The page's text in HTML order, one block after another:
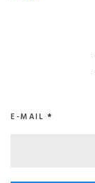
E-MAIL *